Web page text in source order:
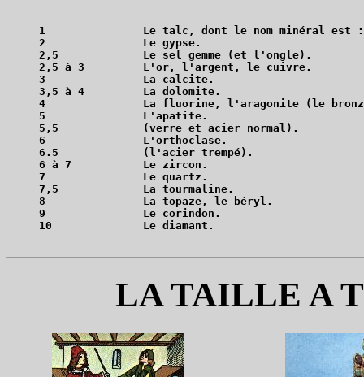
1		Le talc, dont le nom minéral est : "stéatite" .
2		Le gypse.
2,5		Le sel gemme (et l'ongle).
2,5 à 3		L'or, l'argent, le cuivre.
3		La calcite.
3,5 à 4		La dolomite.
4		La fluorine, l'aragonite (le bronze).
5		L'apatite.
5,5		(verre et acier normal).
6		L'orthoclase.
6.5		(l'acier trempé).
6 à 7		Le zircon.
7		Le quartz.
7,5		La tourmaline.
8		La topaze, le béryl.
9		Le corindon.
LA TAILLE A